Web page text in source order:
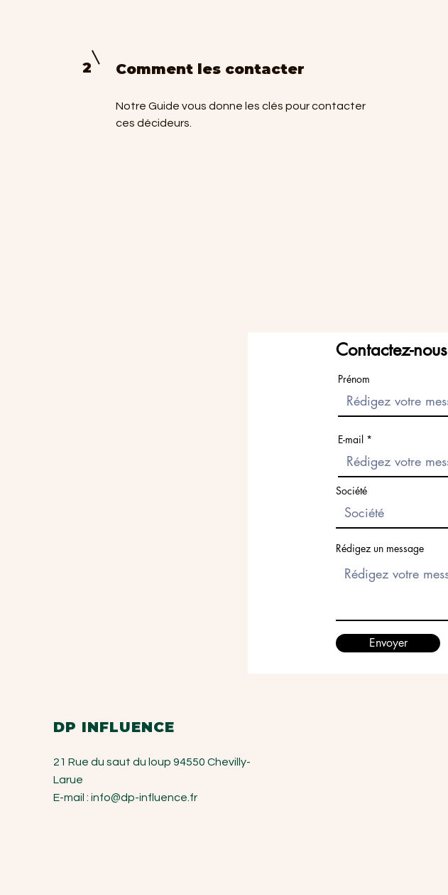
2 Comment les contacter
Notre Guide vous donne les clés pour contacter
ces décideurs.
Contactez-nous
Prénom
E-mail
Société
Rédigez un message
Envoyer
DP INFLUENCE
21 Rue du saut du loup 94550 Chevilly-
Larue
E-mail : info@dp-influence.fr